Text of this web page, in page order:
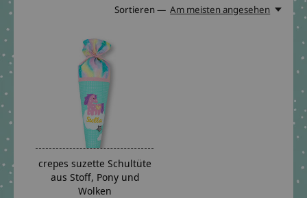
Sortieren — Am meisten angesehen
crepes suzette Schultüte
aus Stoff, Pony und
Wolken